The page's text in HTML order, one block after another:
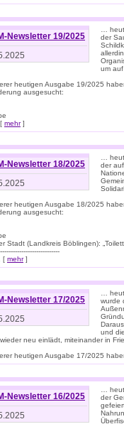
Newsletter 19/2025
…
der
um
heutigen Ausgabe 19/2025
ausgesucht:
mehr]
Newsletter 18/2025
…
der
heutigen Ausgabe 18/2025
ausgesucht:
Stadt (Landkreis Böblingen):
[ mehr]
Newsletter 17/2025
…
wurde
und
neu einlädt, miteinander in
heutigen Ausgabe 17/2025
Newsletter 16/2025
…
der